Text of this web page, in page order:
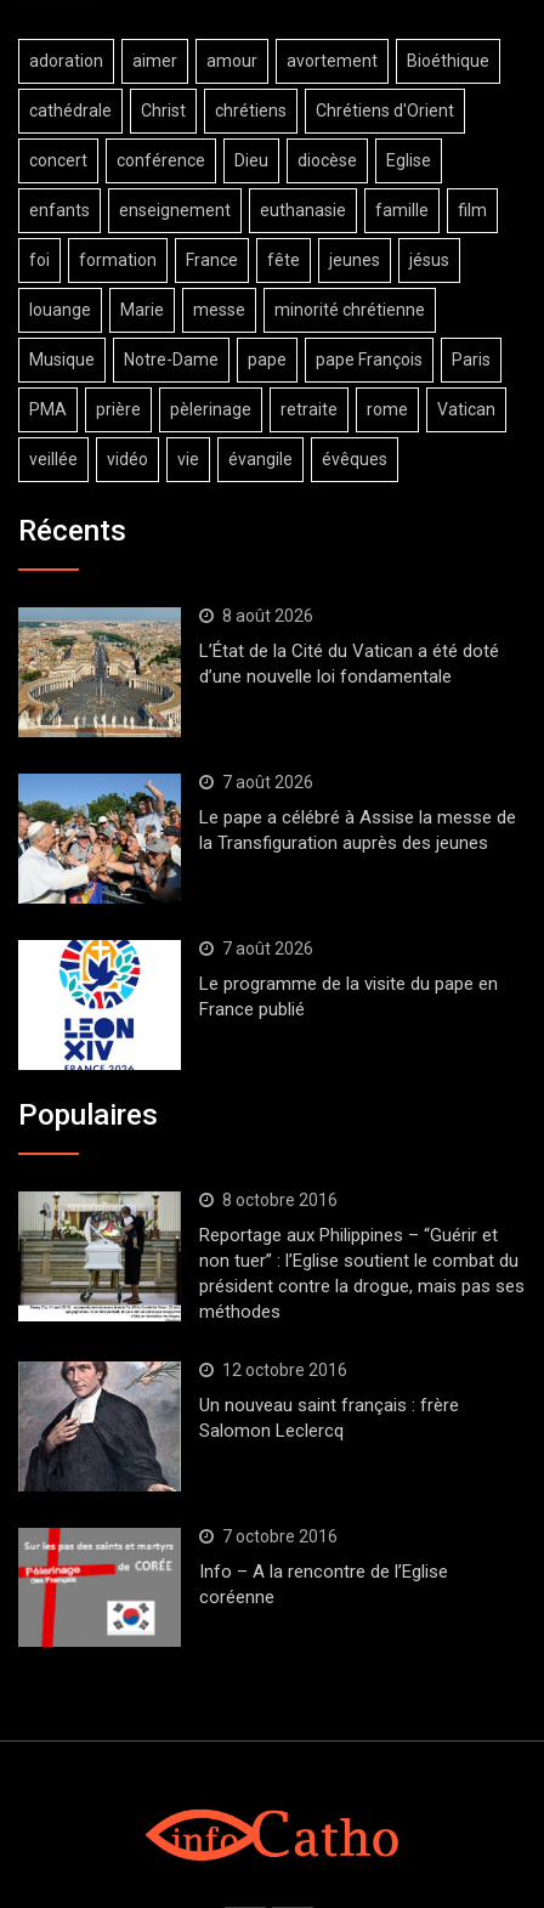
adoration aimer amour avortement Bioéthique
cathédrale Christ chrétiens Chrétiens d'Orient
concert conférence Dieu diocèse Eglise
enfants enseignement euthanasie famille film
foi formation France fête jeunes jésus
louange Marie messe minorité chrétienne
Musique Notre-Dame pape pape François Paris
PMA prière pèlerinage retraite rome Vatican
veillée vidéo vie évangile évêques
Récents
8 août 2026
L’État de la Cité du Vatican a été doté
d’une nouvelle loi fondamentale
7 août 2026
Le pape a célébré à Assise la messe de
la Transfiguration auprès des jeunes
7 août 2026
Le programme de la visite du pape en
France publié
Populaires
8 octobre 2016
Reportage aux Philippines – “Guérir et
non tuer” : l’Eglise soutient le combat du
président contre la drogue, mais pas ses
méthodes
12 octobre 2016
Un nouveau saint français : frère
Salomon Leclercq
7 octobre 2016
Info – A la rencontre de l’Eglise
coréenne